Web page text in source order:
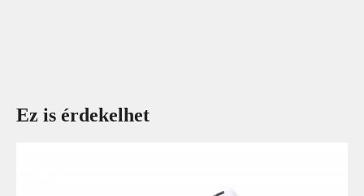
Ez is érdekelhet